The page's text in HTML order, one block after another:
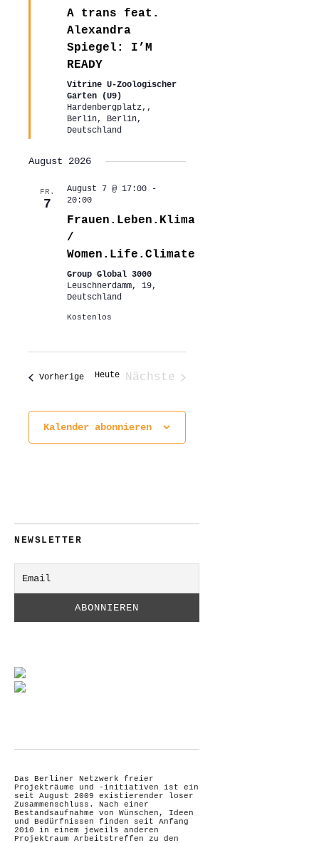
A trans feat.
Alexandra
Spiegel: I’M
READY
Vitrine U-Zoologischer
Garten (U9)
Hardenbergplatz,,
Berlin, Berlin,
Deutschland
August 2026
FR.
7
August 7 @ 17:00-
20:00
Frauen.Leben.Klima
/
Women.Life.Climate
Group Global 3000
Leuschnerdamm, 19,
Deutschland
Kostenlos
VorherigeVeranstaltungen
Heute
Nächste
Kalender abonnieren
NEWSLETTER
Das Berliner Netzwerk freier
Projekträume und -initiativen ist ein
seit August 2009 existierender loser
Zusammenschluss. Nach einer
Bestandsaufnahme von Wünschen, Ideen
und Bedürfnissen finden seit Anfang
2010 in einem jeweils anderen
Projektraum Arbeitstreffen zu den